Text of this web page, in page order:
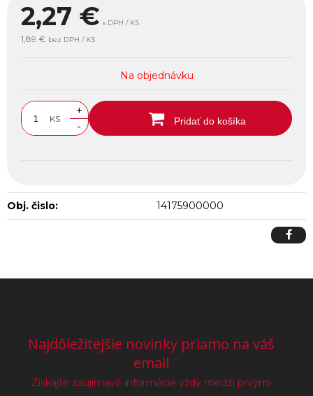
2,27 € s DPH / KS
1,89 € bez DPH / KS
Na objednávku
KS
+
-
Pridať do košíka
Obj. čislo: 14175900000
Najdôležitejšie novinky priamo na váš
email
Získajte zaujímavé informácie vždy medzi prvými